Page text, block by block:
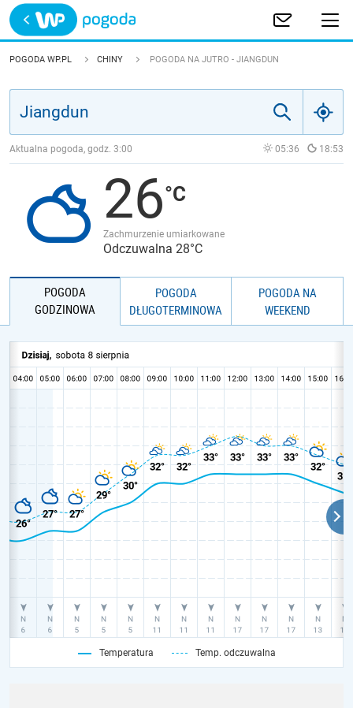
Trwa ładowanie
POLSKA
JAKOŚĆ POWIETRZA
POGODA WP.PL CHINY POGODA NA JUTRO - JIANGDUN
Aktualna pogoda, godz. 3:00 05:36 18:53
26
Zachmurzenie umiarkowane
Odczuwalna 28°C
POGODA
GODZINOWA
POGODA
DŁUGOTERMINOWA
POGODA NA
WEEKEND
Temperatura Temp. odczuwalna